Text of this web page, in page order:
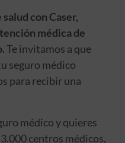
con Caser,
médica de
Te invitamos a que
seguro médico
para recibir una
médico y quieres
centros médicos,